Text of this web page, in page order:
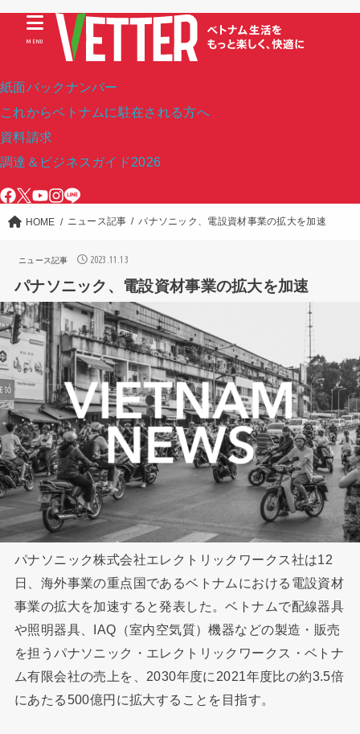
紙面バックナンバー
これからベトナムに駐在される方へ
資料請求
調達＆ビジネスガイド2026
MENU
HOME ニュース記事 パナソニック、電設資材事業の拡大を加速
ニュース記事 2023.11.13
パナソニック、電設資材事業の拡大を加速
パナソニック株式会社エレクトリックワークス社は12
日、海外事業の重点国であるベトナムにおける電設資材
事業の拡大を加速すると発表した。ベトナムで配線器具
や照明器具、IAQ（室内空気質）機器などの製造・販売
を担うパナソニック・エレクトリックワークス・ベトナ
ム有限会社の売上を、2030年度に2021年度比の約3.5倍
にあたる500億円に拡大することを目指す。